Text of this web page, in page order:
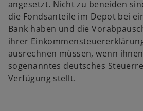
angesetzt. Nicht zu beneiden
die Fondsanteile im Depot bei
Bank haben und die
ihrer
ausrechnen müssen, wenn
sogenanntes deutsches
Verfügung stellt.